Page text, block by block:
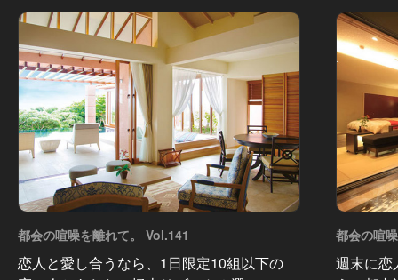
都会の喧噪を離れて。 Vol.141
恋人と愛し合うなら、1日限定10組以下の
都会の喧
週末に恋